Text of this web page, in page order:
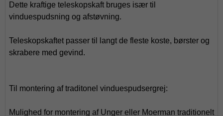
Dette kraftige teleskopskaft bruges især til
vinduespudsning og afstøvning.
Teleskopskaftet passer til langt de fleste koste, børster og
skrabere med gevind.
Til montering af traditonel vinduespudsergrej:
Mulighed for montering af Unger eller Moerman traditionelt